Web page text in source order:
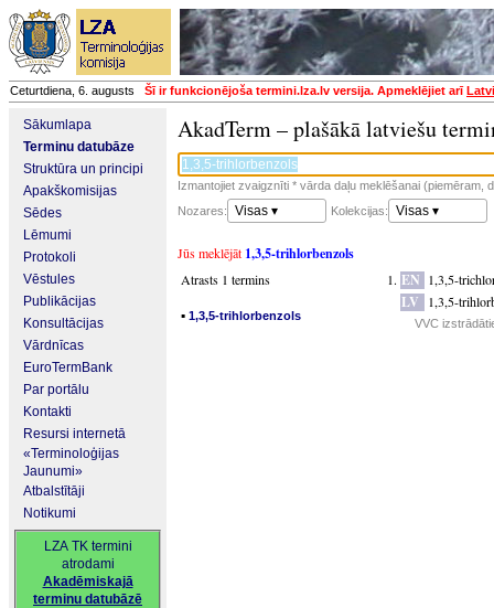
Ceturtdiena, 6. augusts Šī ir funkcionējoša termini.lza.lv versija. Apmeklējiet arī
Sākumlapa
Terminu datubāze
Struktūra un principi
Apakškomisijas
Sēdes
Lēmumi
Protokoli
Vēstules
Publikācijas
Konsultācijas
Vārdnīcas
EuroTermBank
Par portālu
Kontakti
Resursi internetā
«Terminoloģijas
Jaunumi»
Atbalstītāji
Notikumi
LZA TK termini
atrodami
Akadēmiskajā
terminu datubāzē
AkadTerm – plašākā latviešu
Izmantojiet zvaigznīti * vārda daļu meklēšanai (piemēram,
Nozares:
Visas ▾ Kolekcijas: Visas ▾
Jūs meklējāt 1,3,5-trihlorbenzols
Atrasts 1 termins
▪ 1,3,5-trihlorbenzols
EN 1,3,5-
LV 1,3,5-
VVC